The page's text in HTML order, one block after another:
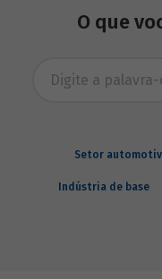
O que
Setor
Indústria de base